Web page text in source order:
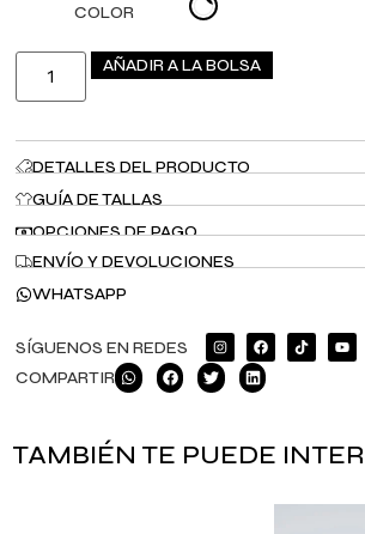
COLOR
AÑADIR A LA BOLSA
DETALLES DEL PRODUCTO
GUÍA DE TALLAS
OPCIONES DE PAGO
ENVÍO Y DEVOLUCIONES
WHATSAPP
SÍGUENOS EN REDES
COMPARTIR
TAMBIÉN TE PUEDE